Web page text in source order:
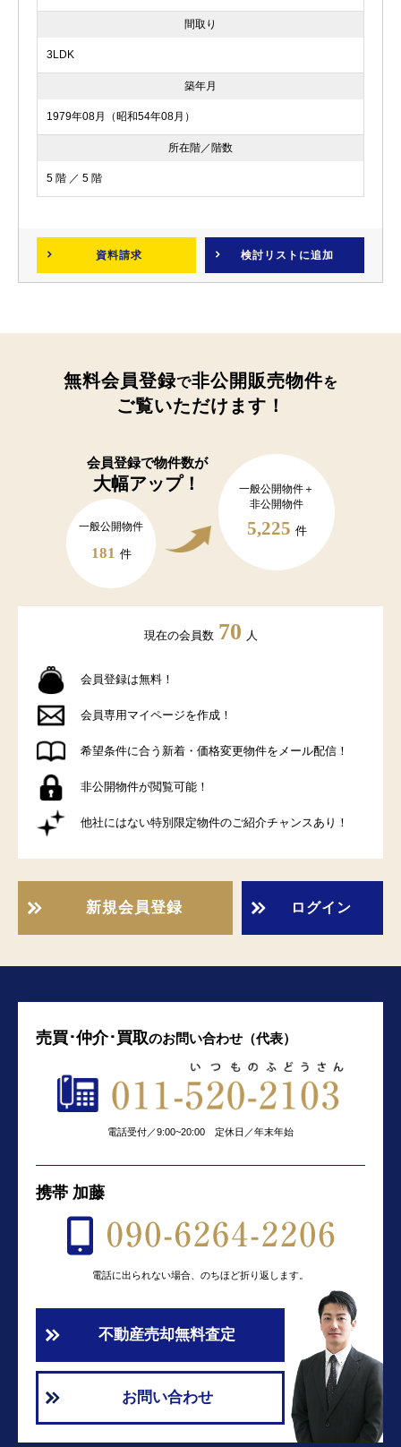
間取り
3LDK
築年月
1979年08月（昭和54年08月）
所在階／階数
5 階 ／ 5 階
資料請求 検討リスト に追加
無料会員登録で非公開販売物件を
ご覧いただけます！
会員登録で物件数が
大幅アップ！
一般公開物件
181 件
一般公開物件＋
非公開物件
5,225 件
現在の会員数 70 人
会員登録は無料！
会員専用マイページを作成！
希望条件に合う新着・価格変更物件をメール配信！
非公開物件が閲覧可能！
他社にはない特別限定物件のご紹介チャンスあり！
新規会員登録 ログイン
売買･仲介･買取のお問い合わせ（代表）
電話受付／9:00~20:00 定休日／年末年始
携帯 加藤
電話に出られない場合、のちほど折り返します。
不動産売却無料査定
お問い合わせ